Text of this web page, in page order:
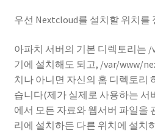
우선 Nextcloud를 설치할 위치를
아파치 서버의 기본 디렉토리는
기에 설치해도 되고, /var/www/
치나 아니면 자신의 홈 디렉토리
습니다(제가 실제로 사용하는 서
에서 모든 자료와 웹서버 파일을
리에 설치하든 다른 위치에 설치